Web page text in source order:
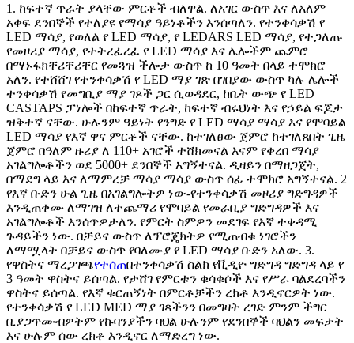
1. ከፍተኛ ጥራት ያላቸው ምርቶች ብለዋል. ለአገር ውስጥ እና ለአለም
አቀፍ ደንበኞች የተለያዩ የማሳያ ዓይነቶችን እንሰጣለን. የተንቀሳቃሽ የ
LED ማሳያ, የወለል የ LED ማሳያ, የ LEDARS LED ማሳያ, የተጋለጡ
የመዞሪያ ማሳያ, የተትረፈረፈ የ LED ማሳያ እና ሌሎችም ጨምሮ
በማኑፋክቸሪቸሪቸር የመጓዝ ችሎታ ውስጥ ከ 10 ዓመት በላይ ተሞክሮ
አለን. የተሸሸገ የተንቀሳቃሽ የ LED ማያ ገጽ በገበያው ውስጥ ካሉ ሌሎች
ተንቀሳቃሽ የመግቢያ ማያ ገጾች ጋር ​​ሲወዳደር, ከቤት ውጭ የ LED
CASTAPS ፓነሎች በከፍተኛ ጥራት, ከፍተኛ ብሩህነት እና የኃይል ፍጆታ
ዝቅተኛ ናቸው. ሁሉንም ዓይነት የንግድ የ LED ማሳያ ማሳያ እና የሞባይል
LED ማሳያ የእኛ ዋና ምርቶች ናቸው. ከተገለፀው ጀምሮ ከተገለጸበት ጊዜ
ጀምሮ በዓለም ዙሪያ ለ 110+ አገሮች ተሸክመናል እናም የቀረበ ማሳያ
አገልግሎቶችን ወደ 5000+ ደንበኞች አግኝተናል. ዲዛይን በማዘጋጀት,
በማደግ ላይ እና ለማምረቻ ማሳያ ማሳያ ውስጥ ሰፊ ተሞክሮ አግኝተናል. 2
የእኛ ቡድን ሁል ጊዜ በአገልግሎትዎ ነው-የተንቀሳቃሽ መዞሪያ ግድግዳዎች
እንዲጠቀሙ ለማገዝ ለተጨማሪ የሞባይል የመራቢያ ግድግዳዎች እና
አገልግሎቶች እንሰጥዎታለን. የምርት ስምዎን መደገፍ የእኛ ተቀዳሚ
ጉዳይችን ነው. በቻይና ውስጥ ለፕሮጄክትዎ የሚጠብቁ ነገሮችን
ለማሟላት በቻይና ውስጥ የባለሙያ የ LED ማሳያ ቡድን አለው. 3.
የዋስትና ማረጋገጫየተሰጠበተንቀሳቃሽ ስልክ የቪዲዮ ግድግዳ ግድግዳ ላይ የ
3 ዓመት ዋስትና ይሰጣል. የታሸገ የምርቱን ቁሳቁሶች እና የሥራ ባልደረባችን
ዋስትና ይሰጣል. የእኛ ቁርጠኝነት በምርቶቻችን ረክቶ እንዲኖርዎት ነው.
የተንቀሳቃሽ የ LED MED ማያ ገጻችንን በመግዛት ረገድ ምንም ችግር
ቢያጋጥሙብዎትም የኩባንያችን ባህል ሁሉንም የደንበኞች ባህልን መፍታት
እና ሁሉም ሰው ረክቶ እንዲኖር ለማድረግ ነው.